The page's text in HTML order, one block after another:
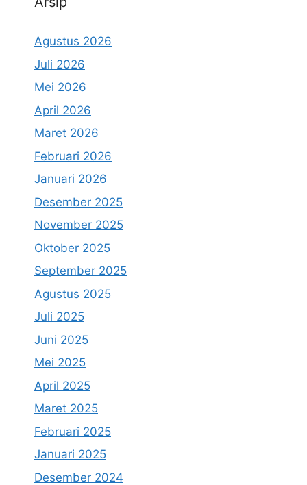
Agustus 2026
Juli 2026
Mei 2026
April 2026
Maret 2026
Februari 2026
Januari 2026
Desember 2025
November 2025
Oktober 2025
September 2025
Agustus 2025
Juli 2025
Juni 2025
Mei 2025
April 2025
Maret 2025
Februari 2025
Januari 2025
Desember 2024